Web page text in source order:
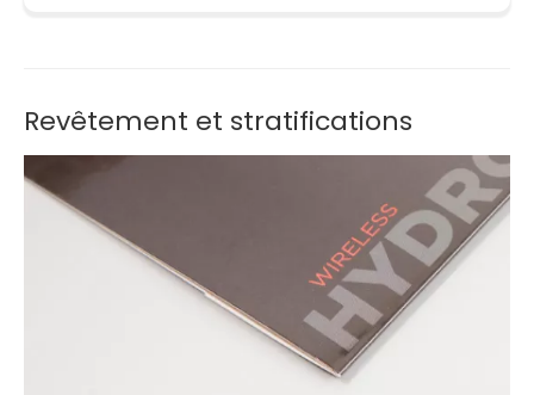
Revêtement et stratifications